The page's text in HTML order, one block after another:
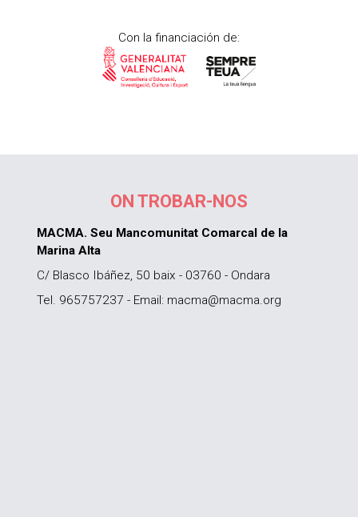
Con la financiación de:
ON TROBAR-NOS
MACMA. Seu Mancomunitat Comarcal de la
Marina Alta
C/ Blasco Ibáñez, 50 baix - 03760 - Ondara
Tel. 965757237 - Email: macma@macma.org